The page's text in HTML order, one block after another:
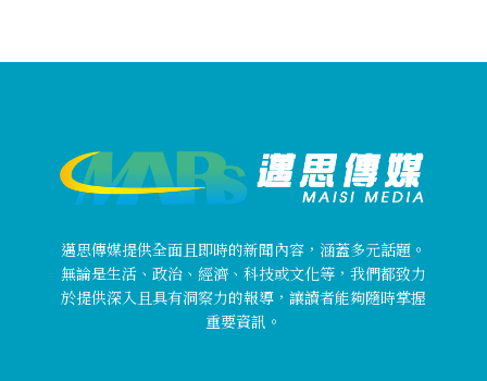
邁思傳媒提供全面且即時的新聞內容，涵蓋多元話題。
無論是生活、政治、經濟、科技或文化等，我們都致力
於提供深入且具有洞察力的報導，讓讀者能夠隨時掌握
重要資訊。